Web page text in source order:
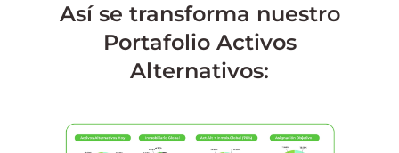
Así se transforma nuestro
Portafolio Activos
Alternativos: